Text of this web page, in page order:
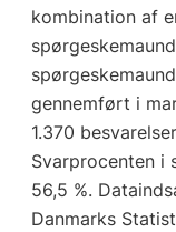
kombination af
gennemført i
1.370
Svarprocenten i
56,5 %.
Danmarks